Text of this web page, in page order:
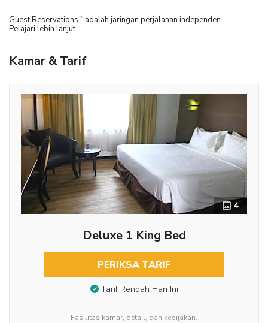
Guest Reservations TM
adalah jaringan perjalanan independen.
Pelajari lebih lanjut
Kamar & Tarif
4
Deluxe 1 King Bed
PERIKSA TARIF
Tarif Rendah Hari Ini
Fasilitas kamar, detail, dan kebijakan.